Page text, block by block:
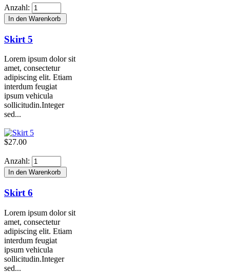
Anzahl:
Skirt 5
Lorem ipsum dolor sit
amet, consectetur
adipiscing elit. Etiam
interdum feugiat
ipsum vehicula
sollicitudin.Integer
sed...
$27.00
Anzahl:
Skirt 6
Lorem ipsum dolor sit
amet, consectetur
adipiscing elit. Etiam
interdum feugiat
ipsum vehicula
sollicitudin.Integer
sed...